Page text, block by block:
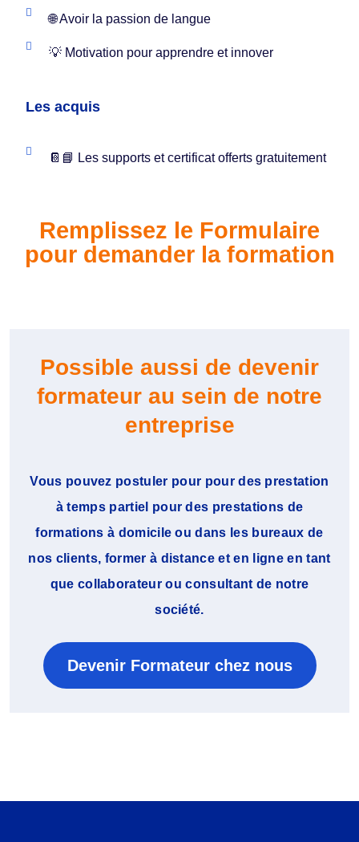
🌐 Avoir la passion de langue
💡 Motivation pour apprendre et innover
Les acquis
📔📘 Les supports et certificat offerts gratuitement
Remplissez le Formulaire
pour demander la formation
Possible aussi de devenir
formateur au sein de notre
entreprise
Vous pouvez postuler pour pour des prestation
à temps partiel pour des prestations de
formations à domicile ou dans les bureaux de
nos clients, former à distance et en ligne en tant
que collaborateur ou consultant de notre
société.
Devenir Formateur chez nous